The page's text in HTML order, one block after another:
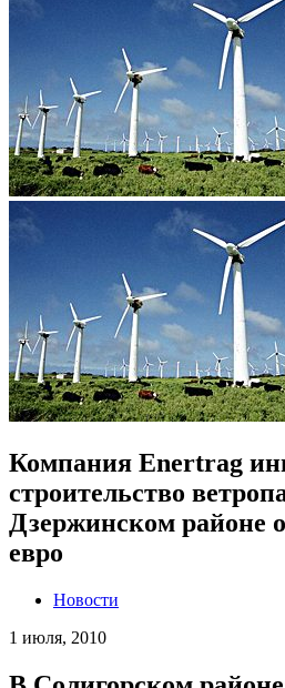
Компания Enertrag
строительство
Дзержинском районе
евро
Новости
1 июля, 2010